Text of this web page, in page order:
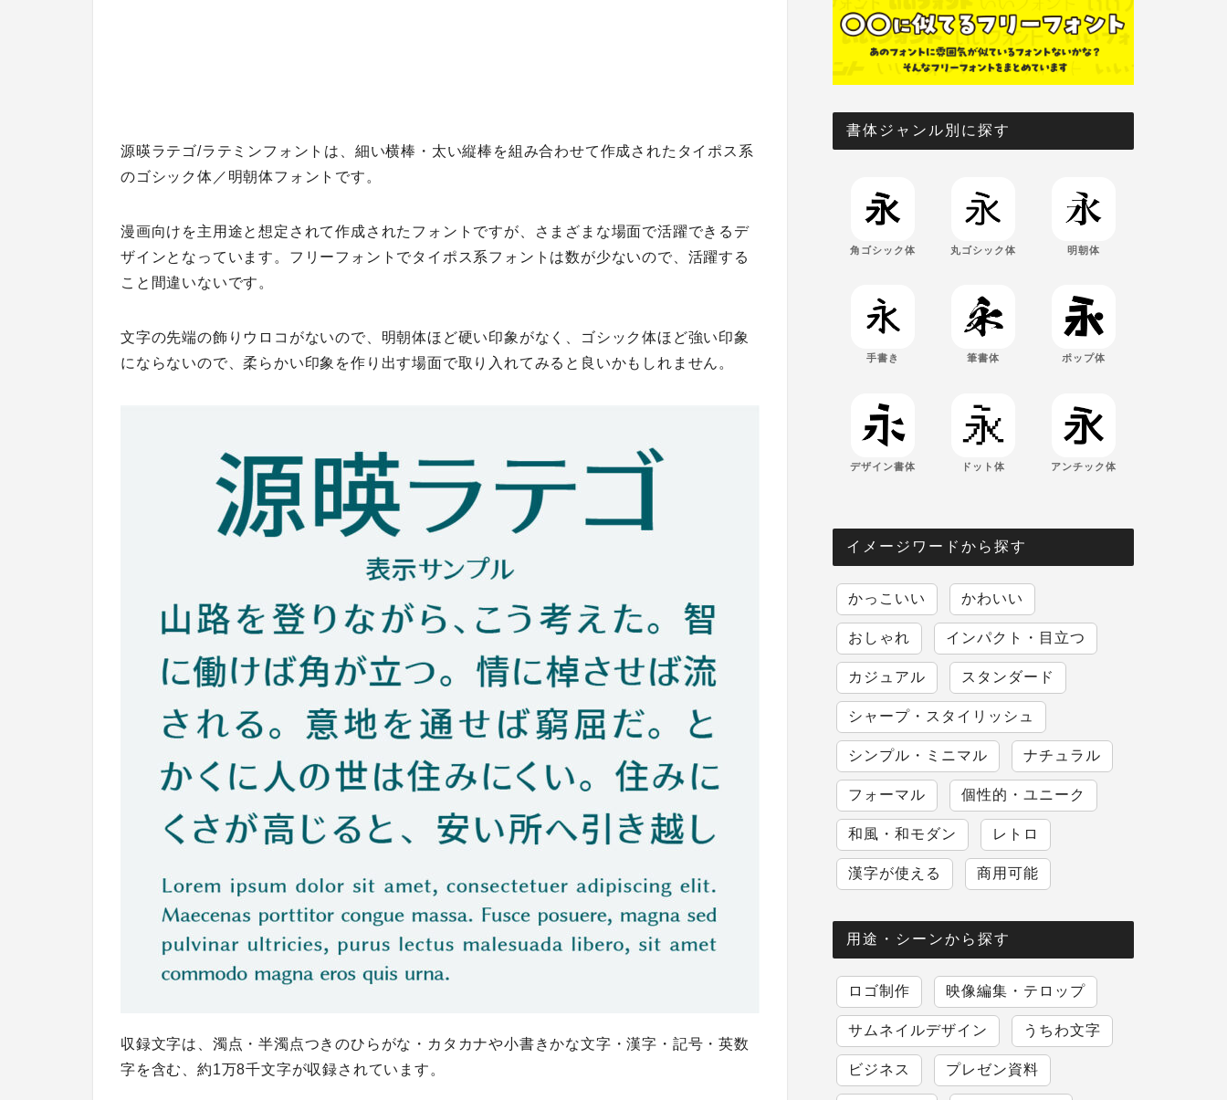
源暎ラテゴ/ラテミンフォントは、細い横棒・太い縦棒を組み合わせて作成されたタイポス系
のゴシック体／明朝体フォントです。
漫画向けを主用途と想定されて作成されたフォントですが、さまざまな場面で活躍できるデ
ザインとなっています。フリーフォントでタイポス系フォントは数が少ないので、活躍する
こと間違いないです。
文字の先端の飾りウロコがないので、明朝体ほど硬い印象がなく、ゴシック体ほど強い印象
にならないので、柔らかい印象を作り出す場面で取り入れてみると良いかもしれません。
収録文字は、濁点・半濁点つきのひらがな・カタカナや小書きかな文字・漢字・記号・英数
字を含む、約1万8千文字が収録されています。
書体ジャンル別に探す
角ゴシック体 丸ゴシック体 明朝体
手書き 筆書体 ポップ体
デザイン書体 ドット体 アンチック体
イメージワードから探す
かっこいい かわいい
おしゃれ インパクト・目立つ
カジュアル スタンダード
シャープ・スタイリッシュ
シンプル・ミニマル ナチュラル
フォーマル 個性的・ユニーク
和風・和モダン レトロ
漢字が使える 商用可能
用途・シーンから探す
ロゴ制作 映像編集・テロップ
サムネイルデザイン うちわ文字
ビジネス プレゼン資料